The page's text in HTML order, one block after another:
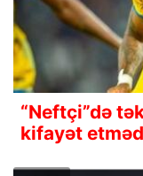
“Neftçi”də
kifayət